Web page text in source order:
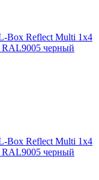
Box Reflect Multi 1x4
RAL9005 черный
Box Reflect Multi 1x4
RAL9005 черный